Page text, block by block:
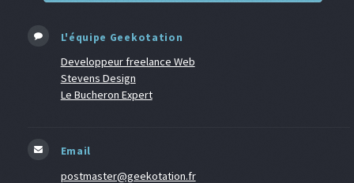
L'équipe Geekotation
Developpeur freelance Web
Stevens Design
Le Bucheron Expert
Email
postmaster@geekotation.fr